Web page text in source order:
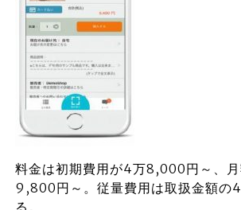
料金は初期費用が4万8,000円～、
9,800円～。従量費用は取扱金額の
る。